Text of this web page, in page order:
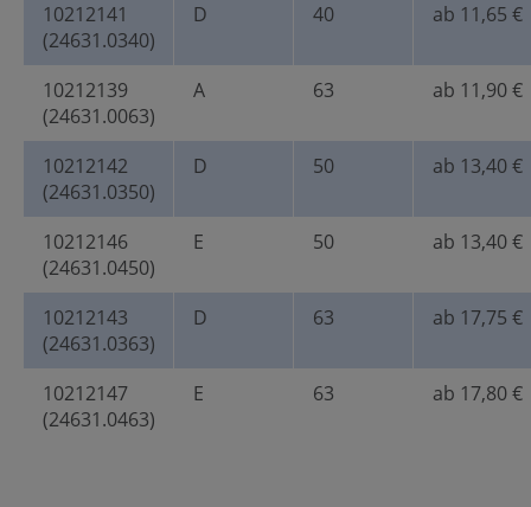
10212141
(24631.0340)
D 40 ab 11,65 €
10212139
(24631.0063)
A 63 ab 11,90 €
10212142
(24631.0350)
D 50 ab 13,40 €
10212146
(24631.0450)
E 50 ab 13,40 €
10212143
(24631.0363)
D 63 ab 17,75 €
10212147
(24631.0463)
E 63 ab 17,80 €